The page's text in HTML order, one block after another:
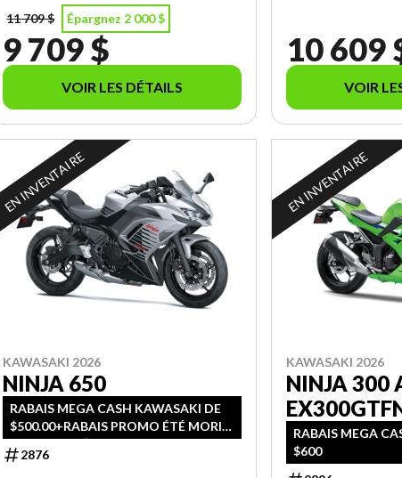
11 709 $
Épargnez 2 000 $
9 709 $
VOIR LES DÉTAILS
10 609
VOIR
EN INVENTAIRE
KAWASAKI 2026
NINJA 650
RABAIS MEGA CASH KAWASAKI DE
$500.00+RABAIS PROMO ÉTÉ MORIN
SPORTS DE $400.00
2876
EN INVENTAIRE
KAWASAKI 2026
NINJA 300
RABAIS MEGA
$600